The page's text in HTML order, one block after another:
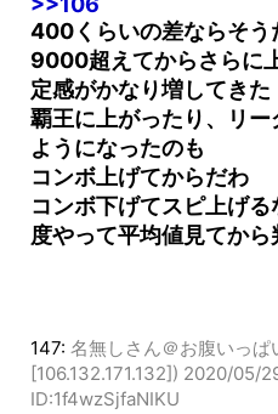
400くらいの差ならそう
9000超えてからさらに
定感がかなり増してきた
覇王に上がったり、リ
ようになったのも
コンボ上げてからだわ
コンボ下げてスピ上げ
度やって平均値見てか
147: 名無しさん＠お腹いっ
[106.132.171.132]) 2020/05/
ID:1f4wzSjfaNIKU